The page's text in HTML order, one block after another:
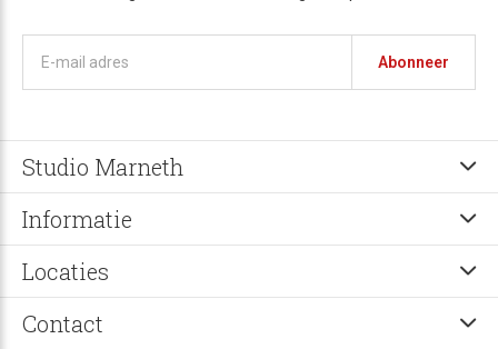
Abonneer
Studio Marneth
Informatie
Locaties
Contact